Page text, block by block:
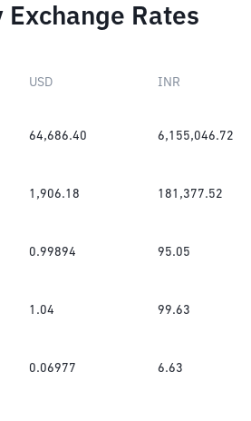
Rates
USD INR
64,686.40 6,155,046.72
1,906.18 181,377.52
0.99894 95.05
1.04 99.63
0.06977 6.63